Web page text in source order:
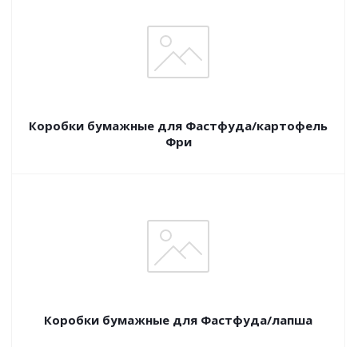
Коробки бумажные для Фастфуда/картофель
Фри
Коробки бумажные для Фастфуда/лапша